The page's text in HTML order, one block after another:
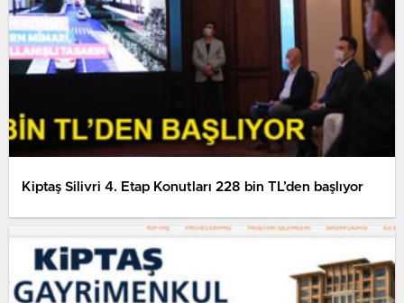
Kiptaş Silivri 4. Etap Konutları 228 bin TL’den başlıyor